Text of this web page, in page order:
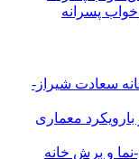
پسرانه
سعادت شیراز-
بارویکرد معماری
نما و برش خانه